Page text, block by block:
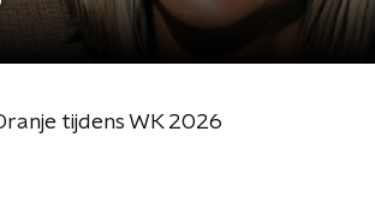
tijdens WK 2026